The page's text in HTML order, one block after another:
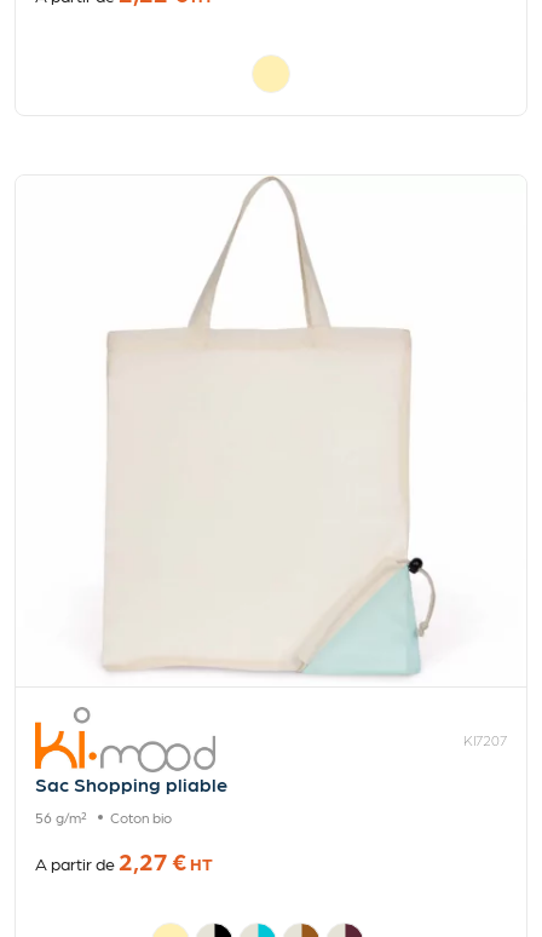
KI7207
Sac Shopping pliable
56 g/m² Coton bio
A partir de 2,27 €HT